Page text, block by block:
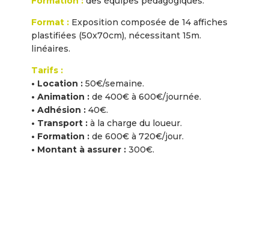
Format : Exposition composée de 14 affiches
plastifiées (50x70cm), nécessitant 15m.
linéaires.
Tarifs :
• Location : 50€/semaine.
• Animation : de 400€ à 600€/journée.
• Adhésion : 40€.
• Transport : à la charge du loueur.
• Formation : de 600€ à 720€/jour.
• Montant à assurer : 300€.